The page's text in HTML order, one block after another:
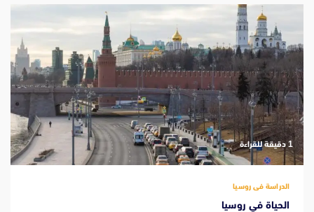
‫1 دقيقة للقراءة
الدراسة فى روسيا
الحياة في روسيا